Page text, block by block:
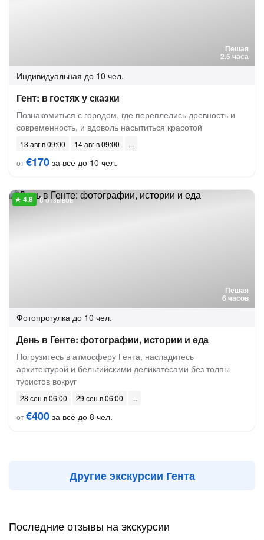
Пешая
2.5 часа
Индивидуальная до 10 чел.
Гент: в гостях у сказки
Познакомиться с городом, где переплелись древность и
современность, и вдоволь насытиться красотой
13 авг в 09:00
14 авг в 09:00
от€170 за всё до 10 чел.
Пешая
6 часов
8 отзывов
Фотопрогулка до 10 чел.
День в Генте: фотографии, истории и еда
Погрузитесь в атмосферу Гента, насладитесь
архитектурой и бельгийскими деликатесами без толпы
туристов вокруг
28 сен в 06:00
29 сен в 06:00
от€400 за всё до 8 чел.
Другие экскурсии Гента
Последние отзывы на экскурсии